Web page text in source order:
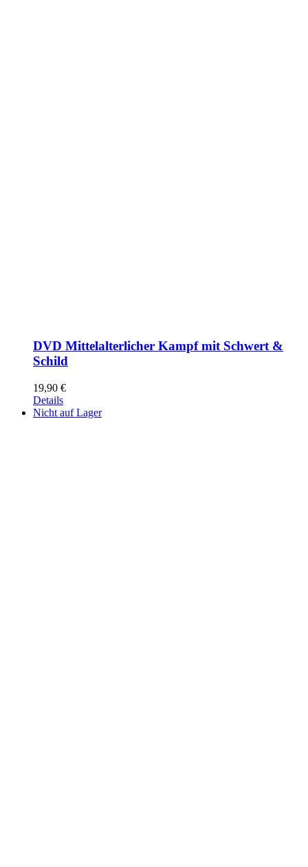
DVD Mittelalterlicher Kampf mit Schwert &
Schild
19,90 €
Details
Nicht auf Lager